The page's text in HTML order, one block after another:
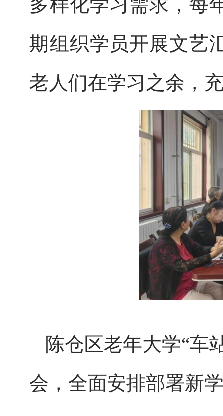
多样化学习需求，每
期组织学员开展文艺
老人们在学习之余，
陈仓区老年大学“车
会，全面安排部署新